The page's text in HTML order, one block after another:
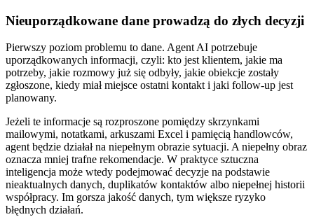
Nieuporządkowane dane prowadzą do złych decyzji
Pierwszy poziom problemu to dane. Agent AI potrzebuje
uporządkowanych informacji, czyli: kto jest klientem, jakie ma
potrzeby, jakie rozmowy już się odbyły, jakie obiekcje zostały
zgłoszone, kiedy miał miejsce ostatni kontakt i jaki follow-up jest
planowany.
Jeżeli te informacje są rozproszone pomiędzy skrzynkami
mailowymi, notatkami, arkuszami Excel i pamięcią handlowców,
agent będzie działał na niepełnym obrazie sytuacji. A niepełny obraz
oznacza mniej trafne rekomendacje. W praktyce sztuczna
inteligencja może wtedy podejmować decyzje na podstawie
nieaktualnych danych, duplikatów kontaktów albo niepełnej historii
współpracy. Im gorsza jakość danych, tym większe ryzyko
błędnych działań.